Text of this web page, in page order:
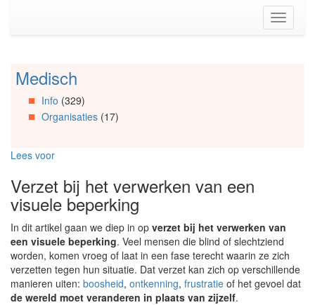
(Accesskey
Toggle
Spring
Artikels
Spring
Spring
Organisaties
Spring
Social
media
Medisch
Info (329)
Organisaties(17)
Lees voor
Verzet bij het verwerken van een
visuele beperking
In dit artikel gaan we diep in op verzet bij het verwerken van
een visuele beperking. Veel mensen die blind of slechtziend
worden, komen vroeg of laat in een fase terecht waarin ze zich
verzetten tegen hun situatie. Dat verzet kan zich op verschillende
manieren uiten: boosheid, ontkenning, frustratie of het gevoel dat
de wereld moet veranderen in plaats van zijzelf.